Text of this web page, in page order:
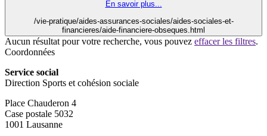
En savoir plus...
/vie-pratique/aides-assurances-sociales/aides-sociales-et-
financieres/aide-financiere-obseques.html
Aucun résultat pour votre recherche, vous pouvez effacer les filtres.
Coordonnées
Service social
Direction Sports et cohésion sociale
Place Chauderon 4
Case postale 5032
1001 Lausanne